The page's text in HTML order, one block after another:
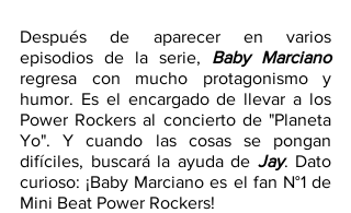
Después de aparecer en varios
episodios de la serie, Baby Marciano
regresa con mucho protagonismo y
humor. Es el encargado de llevar a los
Power Rockers al concierto de "Planeta
Yo". Y cuando las cosas se pongan
difíciles, buscará la ayuda de Jay. Dato
curioso: ¡Baby Marciano es el fan N°1 de
Mini Beat Power Rockers!